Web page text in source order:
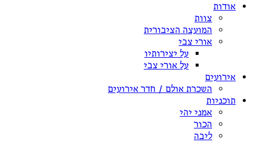
אודות
צוות
המועצה הציבורית
אורי צבי
על יצירותיו
על אורי צבי
אירועים
השכרת אולם / חדר אירועים
תוכניות
אמני יהי
הכור
ליבה